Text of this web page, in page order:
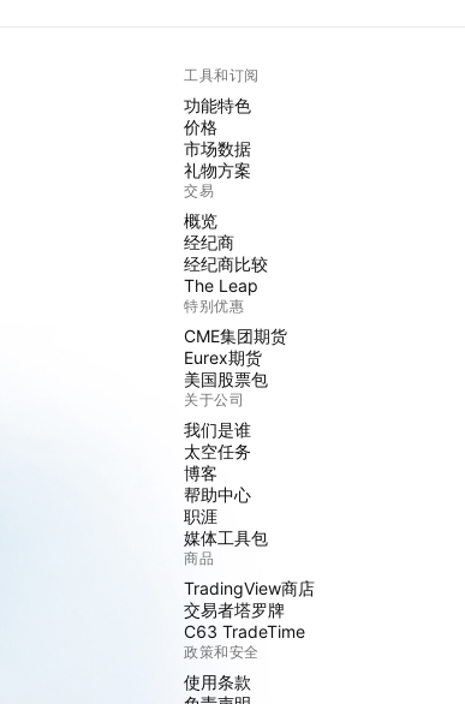
工具和订阅
功能特色
价格
市场数据
礼物方案
交易
概览
经纪商
经纪商比较
The Leap
特别优惠
CME集团期货
Eurex期货
美国股票包
关于公司
我们是谁
太空任务
博客
帮助中心
职涯
媒体工具包
商品
TradingView商店
交易者塔罗牌
C63 TradeTime
政策和安全
使用条款